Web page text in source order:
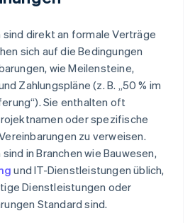
direkt an formale Verträge
sich auf die Bedingungen
wie Meilensteine,
Zahlungspläne (z. B. „50 % im
Sie enthalten oft
oder spezifische
zu verweisen.
in Branchen wie Bauwesen,
und IT-Dienstleistungen üblich,
Dienstleistungen oder
Standard sind.